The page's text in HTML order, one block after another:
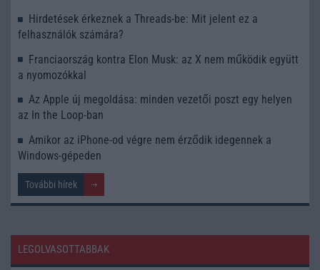
Hirdetések érkeznek a Threads-be: Mit jelent ez a
felhasználók számára?
Franciaország kontra Elon Musk: az X nem működik együtt
a nyomozókkal
Az Apple új megoldása: minden vezetői poszt egy helyen
az In the Loop-ban
Amikor az iPhone-od végre nem érződik idegennek a
Windows-gépeden
További hírek
LEGOLVASOTTABBAK